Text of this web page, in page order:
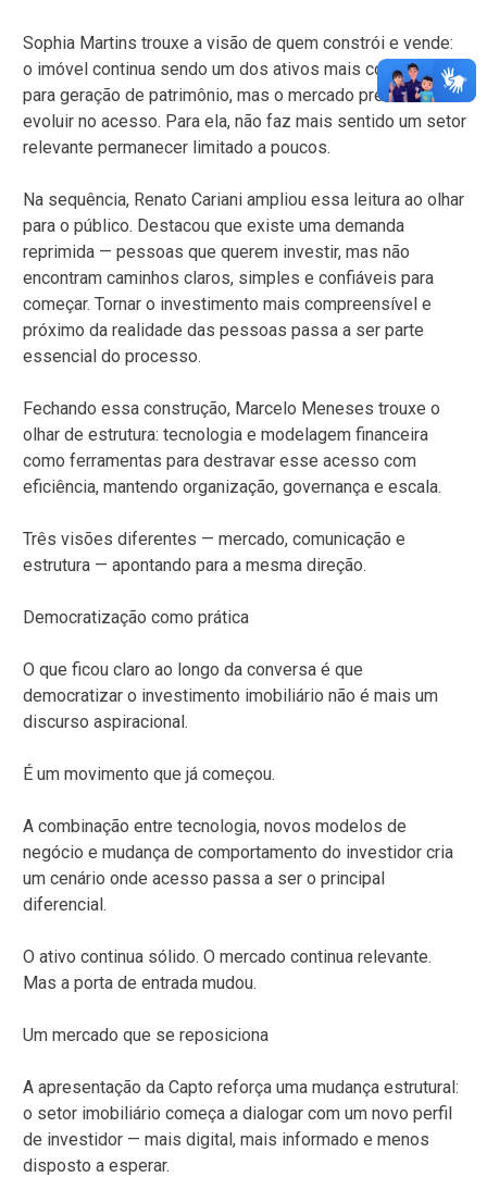
Sophia Martins trouxe a visão de quem constrói e vende:
o imóvel continua sendo um dos ativos mais consistentes
para geração de patrimônio, mas o mercado precisava
evoluir no acesso. Para ela, não faz mais sentido um setor
relevante permanecer limitado a poucos.
Na sequência, Renato Cariani ampliou essa leitura ao olhar
para o público. Destacou que existe uma demanda
reprimida — pessoas que querem investir, mas não
encontram caminhos claros, simples e confiáveis para
começar. Tornar o investimento mais compreensível e
próximo da realidade das pessoas passa a ser parte
essencial do processo.
Fechando essa construção, Marcelo Meneses trouxe o
olhar de estrutura: tecnologia e modelagem financeira
como ferramentas para destravar esse acesso com
eficiência, mantendo organização, governança e escala.
Três visões diferentes — mercado, comunicação e
estrutura — apontando para a mesma direção.
Democratização como prática
O que ficou claro ao longo da conversa é que
democratizar o investimento imobiliário não é mais um
discurso aspiracional.
É um movimento que já começou.
A combinação entre tecnologia, novos modelos de
negócio e mudança de comportamento do investidor cria
um cenário onde acesso passa a ser o principal
diferencial.
O ativo continua sólido. O mercado continua relevante.
Mas a porta de entrada mudou.
Um mercado que se reposiciona
A apresentação da Capto reforça uma mudança estrutural:
o setor imobiliário começa a dialogar com um novo perfil
de investidor — mais digital, mais informado e menos
disposto a esperar.